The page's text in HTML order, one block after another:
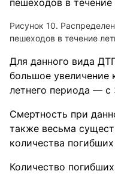
Рисунок 10.
пешеходов в течение
Для данного вида
большое увеличение
летнего периода — с
Смертность при
также весьма
количества
Количество